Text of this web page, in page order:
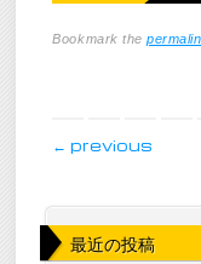
Bookmark the
post
← previous
最近の投稿